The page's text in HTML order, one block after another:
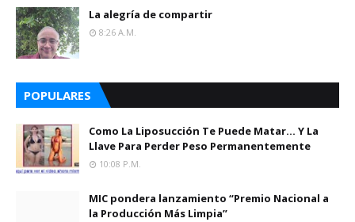
La alegría de compartir
8:26 A.m.
POPULARES
Como La Liposucción Te Puede Matar… Y La
Llave Para Perder Peso Permanentemente
10:08 P.m.
MIC pondera lanzamiento “Premio Nacional a
la Producción Más Limpia”